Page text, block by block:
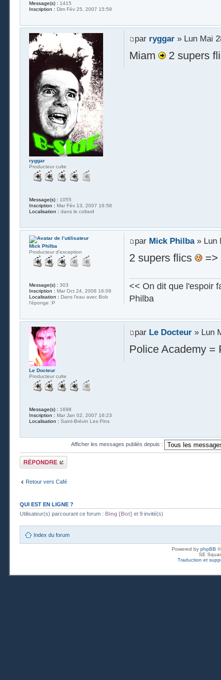
Message(s) : 1415
Inscription : Dim Fév 25, 2007 15:59
par ryggar» Lun Mai
Miam 2 supers
ryggar
Producteur culte
Message(s) : 1055
Inscription : Mar Fév 13, 2007 16:58
Localisation : dans le coltard
par Mick Philba» Lun
2 supers flics =>
<< On dit que l'espoir
Philba
Mick Philba
Producteur d'exception
Message(s) : 303
Inscription : Mar Oct 24, 2006 16:06
Localisation : Dans l'eau avec Bob
l'éponge :P
par Le Docteur» Lun
Police Academy =
Le Docteur
Producteur culte
Message(s) : 1698
Inscription : Mar Jan 02, 2007 16:23
Localisation : Saint-Brévin Les Pins
Afficher les messages publiés depuis :
Publier une
réponse
Retour vers Café
QUI EST EN LIGNE ?
Utilisateur(s) parcourant ce forum : Bing [Bot] et 9 invité(s)
Index du forum
Powered by phpBB
SE
Traduction et